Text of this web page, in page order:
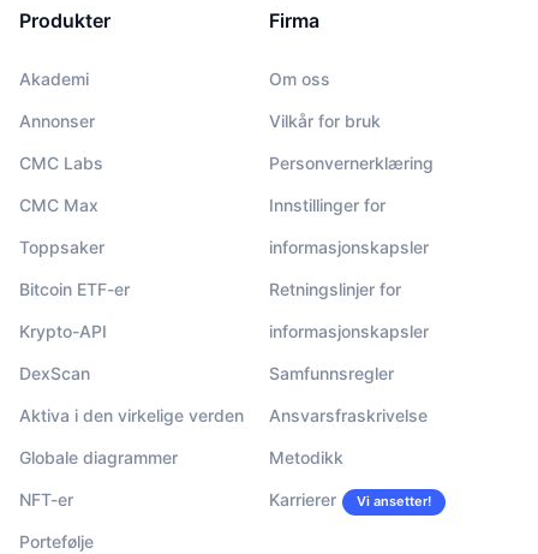
Produkter
Akademi
Annonser
CMC Labs
CMC Max
Toppsaker
Bitcoin ETF-er
Krypto-API
DexScan
Aktiva i den virkelige verden
Globale diagrammer
NFT-er
Portefølje
Firma
Om oss
Vilkår for bruk
Personvernerklæring
Innstillinger for
informasjonskapsler
Retningslinjer for
informasjonskapsler
Samfunnsregler
Ansvarsfraskrivelse
Metodikk
Karrierer Vi ansetter!